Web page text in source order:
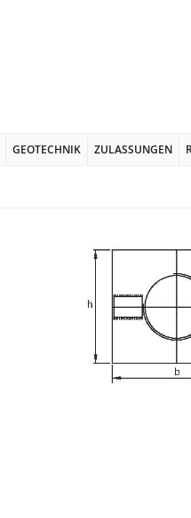
GEOTECHNIK ZULASSUNGEN